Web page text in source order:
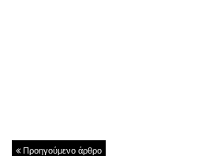
Προηγούμενο άρθρο